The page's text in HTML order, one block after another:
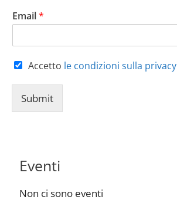
Email*
Accetto le condizioni sulla privacy
Submit
Eventi
Non ci sono eventi